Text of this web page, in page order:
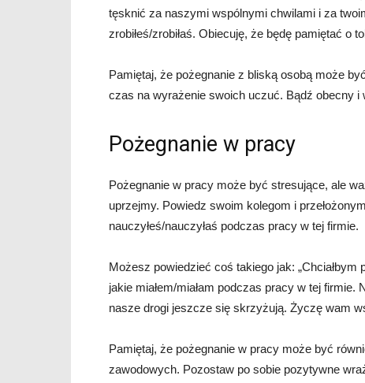
tęsknić za naszymi wspólnymi chwilami i za
zrobiłeś/zrobiłaś. Obiecuję, że będę pamiętać o
Pamiętaj, że pożegnanie z bliską osobą może
czas na wyrażenie swoich uczuć. Bądź obecny
Pożegnanie w pracy
Pożegnanie w pracy może być stresujące, ale
uprzejmy. Powiedz swoim kolegom i
nauczyłeś/nauczyłaś podczas pracy w tej firmie.
Możesz powiedzieć coś takiego jak:
jakie miałem/miałam podczas pracy w tej firmie.
nasze drogi jeszcze się skrzyżują. Życzę wam
Pamiętaj, że pożegnanie w pracy może być
zawodowych. Pozostaw po sobie pozytywne